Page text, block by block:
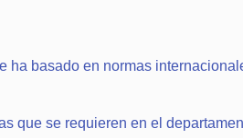
ha basado en normas
que se requieren en el